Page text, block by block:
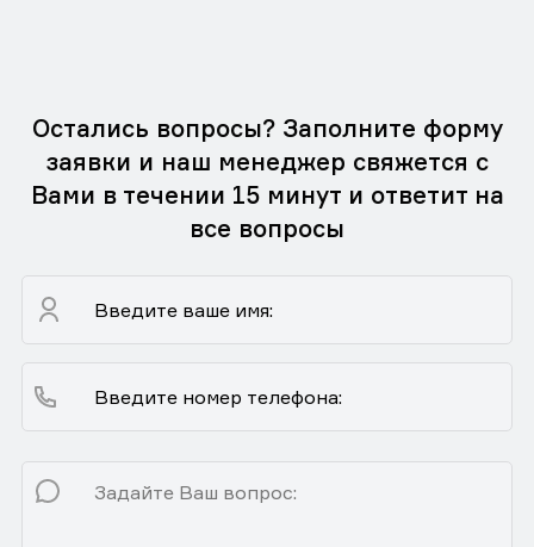
Остались вопросы? Заполните форму
заявки и наш менеджер свяжется с
Вами в течении 15 минут и ответит на
все вопросы